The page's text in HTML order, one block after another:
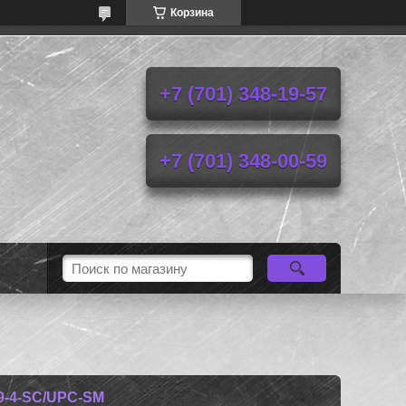
Корзина
+7 (701) 348-19-57
+7 (701) 348-00-59
SC/UPC-SM